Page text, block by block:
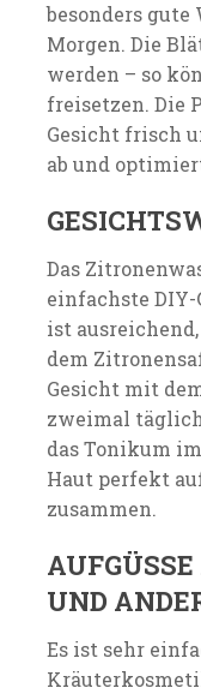
besonders gute
Morgen. Die
werden – so
freisetzen. Die
Gesicht frisch
ab und
Das
einfachste DIY-
ist
dem
Gesicht mit
zweimal
das Tonikum
Haut perfekt
zusammen.
UND
Es ist sehr